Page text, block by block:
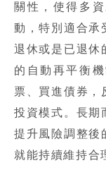
關性，使得多資
動，特別適合承
退休或是已退休
的自動再平衡
票、買進債券，
投資模式。長期
提升風險調整後
就能持續維持合